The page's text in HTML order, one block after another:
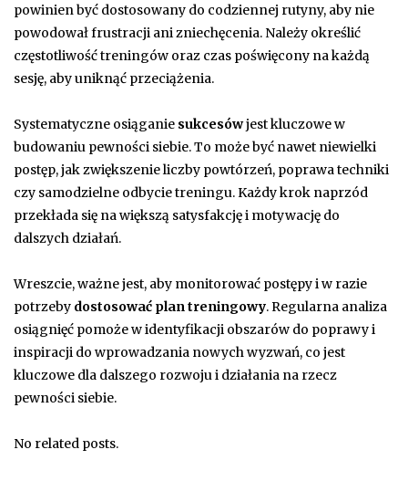
powinien być dostosowany do codziennej rutyny, aby nie
powodował frustracji ani zniechęcenia. Należy określić
częstotliwość treningów oraz czas poświęcony na każdą
sesję, aby uniknąć przeciążenia.
Systematyczne osiąganie sukcesówjest kluczowe w
budowaniu pewności siebie. To może być nawet niewielki
postęp, jak zwiększenie liczby powtórzeń, poprawa techniki
czy samodzielne odbycie treningu. Każdy krok naprzód
przekłada się na większą satysfakcję i motywację do
dalszych działań.
Wreszcie, ważne jest, aby monitorować postępy i w razie
potrzeby dostosować plan treningowy. Regularna analiza
osiągnięć pomoże w identyfikacji obszarów do poprawy i
inspiracji do wprowadzania nowych wyzwań, co jest
kluczowe dla dalszego rozwoju i działania na rzecz
pewności siebie.
No related posts.